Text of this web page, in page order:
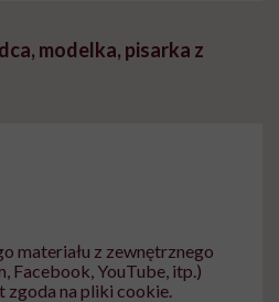
modelka, pisarka z
materiału z zewnętrznego
Facebook, YouTube, itp.)
zgoda na pliki cookie.